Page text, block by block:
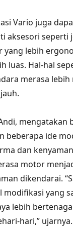
Vario juga
aksesori seperti
yang lebih
luas. Hal-hal
merasa lebih
mengatakan
beberapa ide
dan
motor
dikendarai.
modifikasi yang
lebih
hari,” ujarnya.